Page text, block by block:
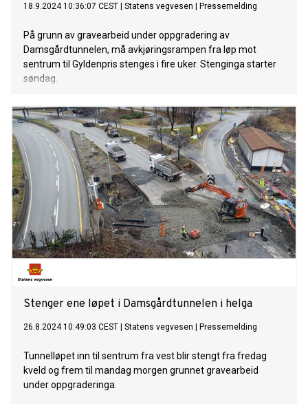
18.9.2024 10:36:07 CEST Statens vegvesen Pressemelding
På grunn av gravearbeid under oppgradering av
Damsgårdtunnelen, må avkjøringsrampen fra løp mot
sentrum til Gyldenpris stenges i fire uker. Stenginga starter
søndag.
Stenger ene løpet i Damsgårdtunnelen i helga
26.8.2024 10:49:03 CEST Statens vegvesen Pressemelding
Tunnelløpet inn til sentrum fra vest blir stengt fra fredag
kveld og frem til mandag morgen grunnet gravearbeid
under oppgraderinga.